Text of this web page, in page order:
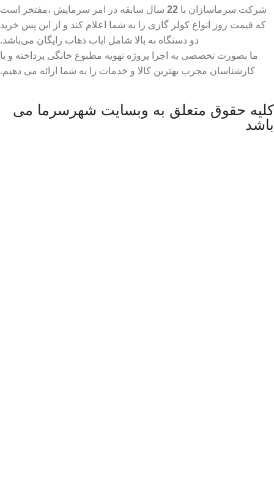
شرکت سرماسازان با 22سال سابقه در امر سرمایش ،مفتخر است
که قیمت روز انواع کولر گازی را به شما اعلام کند و از این پس خرید
دو دستگاه به بالا شامل ایاب ذهاب رایگان می‌باشد.
ما بصورت تخصصی به اجرا پروژه تهویه مطبوع خانگی پرداخته و با
کارشناسان مجرب بهترین کالا و خدمات را به شما ارائه می دهیم.
کلیه حقوق متعلق به وبسایت شهرسرما می
باشد